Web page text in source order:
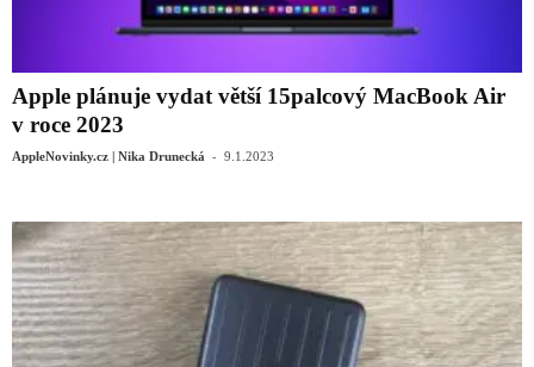
Apple plánuje vydat větší 15palcový MacBook Air
v roce 2023
AppleNovinky.cz | Nika Drunecká - 9.1.2023